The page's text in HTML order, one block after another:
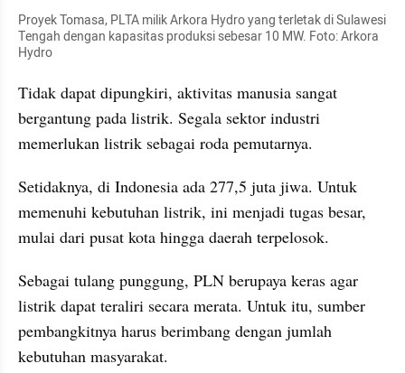
Proyek Tomasa, PLTA milik Arkora Hydro yang terletak di Sulawesi
Tengah dengan kapasitas produksi sebesar 10 MW. Foto: Arkora
Hydro
Tidak dapat dipungkiri, aktivitas manusia sangat
bergantung pada listrik. Segala sektor industri
memerlukan listrik sebagai roda pemutarnya.
Setidaknya, di Indonesia ada 277,5 juta jiwa. Untuk
memenuhi kebutuhan listrik, ini menjadi tugas besar,
mulai dari pusat kota hingga daerah terpelosok.
Sebagai tulang punggung, PLN berupaya keras agar
listrik dapat teraliri secara merata. Untuk itu, sumber
pembangkitnya harus berimbang dengan jumlah
kebutuhan masyarakat.